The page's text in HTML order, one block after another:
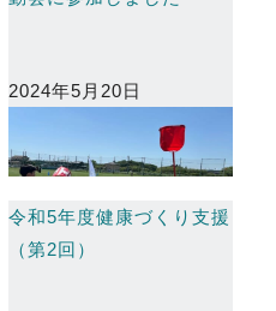
2024年5月20日
令和5年度健康づくり支援
（第2回）